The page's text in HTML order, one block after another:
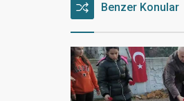
Benzer Konular